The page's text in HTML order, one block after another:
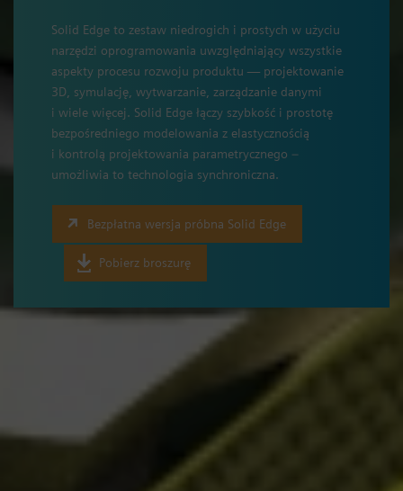
Solid Edge to zestaw niedrogich i prostych w użyciu
narzędzi oprogramowania uwzględniający wszystkie
aspekty procesu rozwoju produktu — projektowanie
3D, symulację, wytwarzanie, zarządzanie danymi
i wiele więcej. Solid Edge łączy szybkość i prostotę
bezpośredniego modelowania z elastycznością
i kontrolą projektowania parametrycznego –
umożliwia to technologia synchroniczna.
Bezpłatna wersja próbna Solid Edge
Pobierz broszurę